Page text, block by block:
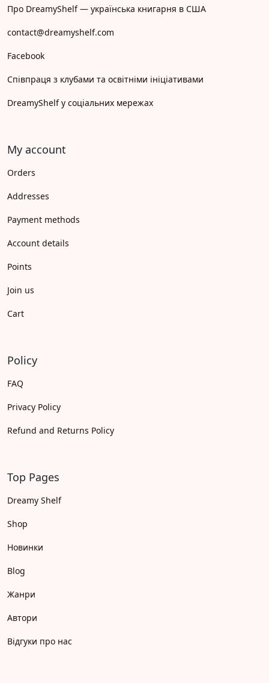
Про DreamyShelf — українська книгарня в США
contact@dreamyshelf.com
Facebook
Співпраця з клубами та освітніми ініціативами
DreamyShelf у соціальних мережах
My account
Orders
Addresses
Payment methods
Account details
Points
Join us
Cart
Policy
FAQ
Privacy Policy
Refund and Returns Policy
Top Pages
Dreamy Shelf
Shop
Новинки
Blog
Жанри
Автори
Відгуки про нас